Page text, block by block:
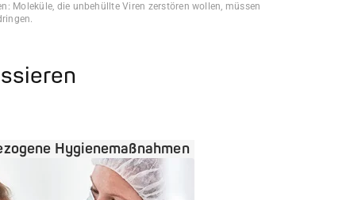
Moleküle, die unbehüllte Viren zerstören wollen, müssen
Hygienemaßnahmen